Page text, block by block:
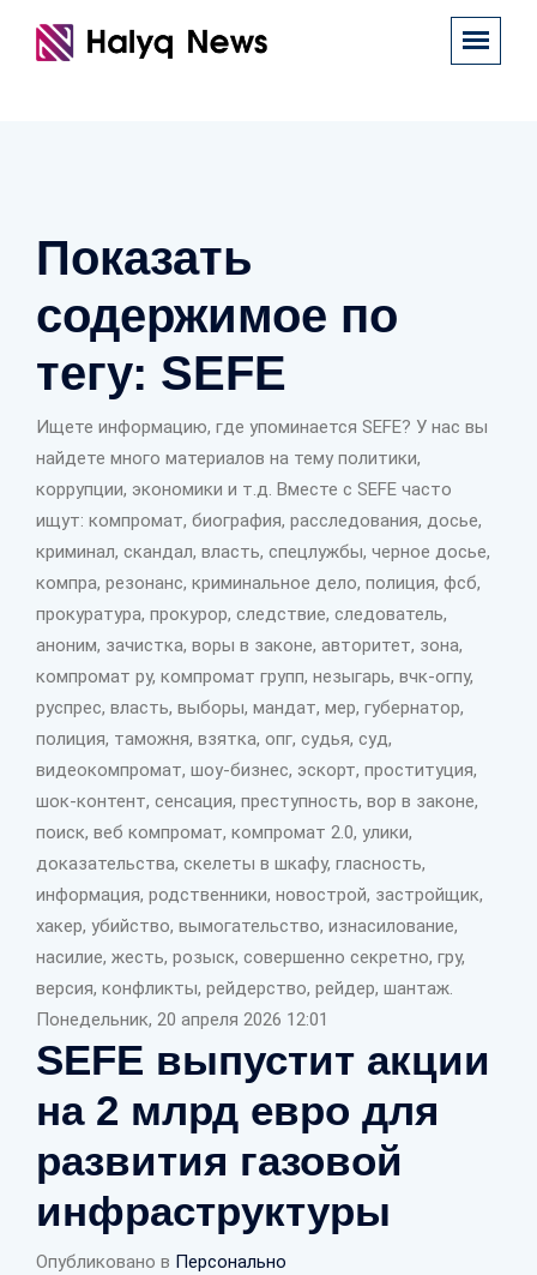
Показать
содержимое по
тегу: SEFE
Ищете информацию, где упоминается SEFE? У нас вы
найдете много материалов на тему политики,
коррупции, экономики и т.д. Вместе с SEFE часто
ищут: компромат, биография, расследования, досье,
криминал, скандал, власть, спецлужбы, черное досье,
компра, резонанс, криминальное дело, полиция, фсб,
прокуратура, прокурор, следствие, следователь,
аноним, зачистка, воры в законе, авторитет, зона,
компромат ру, компромат групп, незыгарь, вчк-огпу,
руспрес, власть, выборы, мандат, мер, губернатор,
полиция, таможня, взятка, опг, судья, суд,
видеокомпромат, шоу-бизнес, эскорт, проституция,
шок-контент, сенсация, преступность, вор в законе,
поиск, веб компромат, компромат 2.0, улики,
доказательства, скелеты в шкафу, гласность,
информация, родственники, новострой, застройщик,
хакер, убийство, вымогательство, изнасилование,
насилие, жесть, розыск, совершенно секретно, гру,
версия, конфликты, рейдерство, рейдер, шантаж.
Понедельник, 20 апреля 2026 12:01
SEFE выпустит акции
на 2 млрд евро для
развития газовой
инфраструктуры
Опубликовано в Персонально